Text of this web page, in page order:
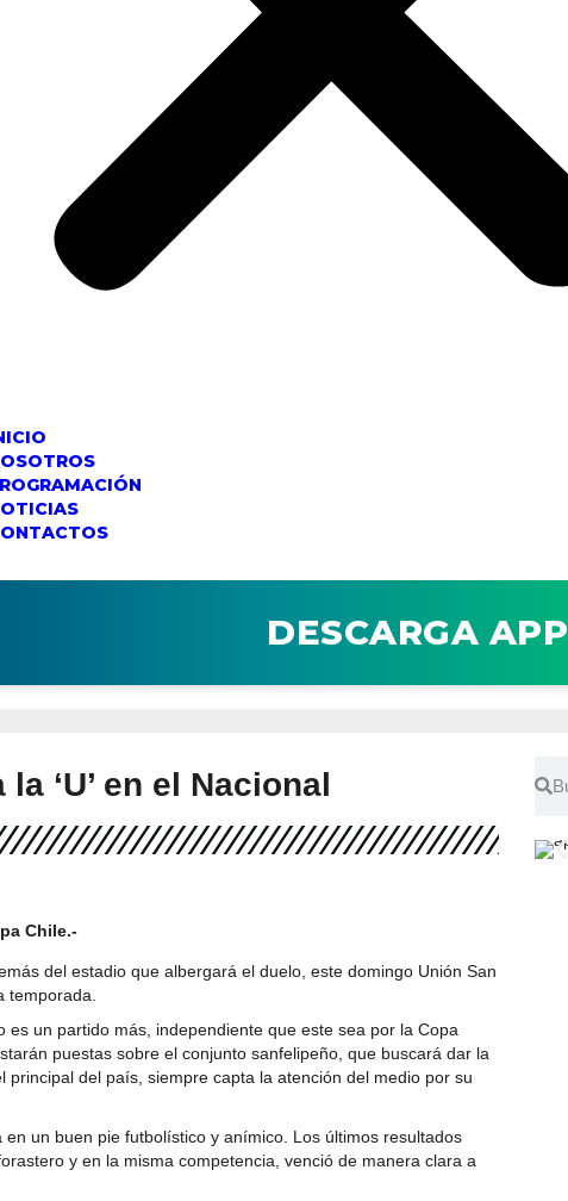
DESCARGA APP
‘U’ en el Nacional
Chile.-
del estadio que albergará el duelo, este domingo Unión San
temporada.
un partido más, independiente que este sea por la Copa
puestas sobre el conjunto sanfelipeño, que buscará dar la
del país, siempre capta la atención del medio por su
un buen pie futbolístico y anímico. Los últimos resultados
y en la misma competencia, venció de manera clara a